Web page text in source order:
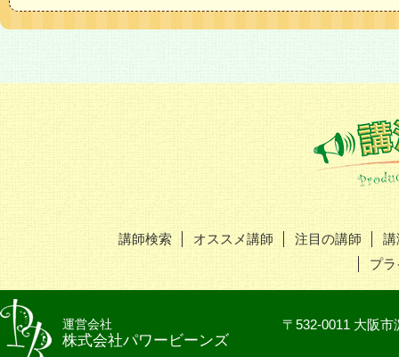
講師検索 オススメ講師 注目の講師
講
プ
運営会社
株式会社パワービーンズ
〒532-0011 大阪